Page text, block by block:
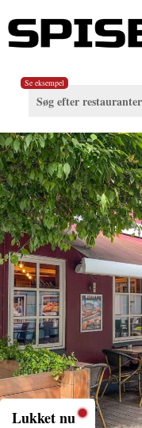
Se eksempel
Lukket nu